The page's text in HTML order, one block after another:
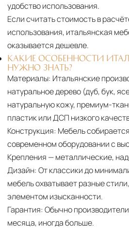
удобство использования.
Если считать стоимость в
использования, итальянская
оказывается дешевле.
КАКИЕ ОСОБЕННОСТИ
НУЖНО ЗНАТЬ?
Материалы: Итальянские
натуральное дерево (дуб, бук,
натуральную кожу, премиум-
пластик или ДСП низкого
Конструкция: Мебель
современном оборудовании с
Крепления — металлические,
Дизайн: От классики до
мебель охватывает разные
элементом изысканности.
Гарантия: Обычно
месяца, иногда больше.